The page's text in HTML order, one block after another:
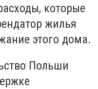
которые
жилья
этого дома.
Польши